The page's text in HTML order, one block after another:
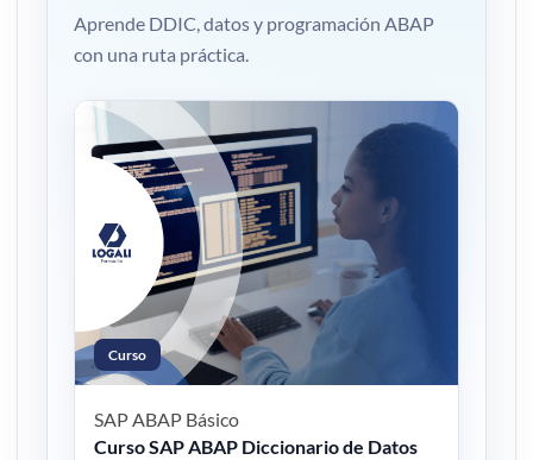
Aprende DDIC, datos y programación ABAP
con una ruta práctica.
Curso
SAP ABAP Básico
Curso SAP ABAP Diccionario de Datos